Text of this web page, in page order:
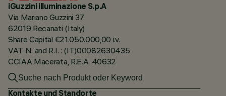
iGuzzini illuminazione S.p.A
Via Mariano Guzzini 37
62019 Recanati (Italy)
Share Capital €21.050.000,00 i.v.
VAT N. and R.I. : (IT)00082630435
CCIAA Macerata, R.E.A. 40632
Kontakte und Standorte